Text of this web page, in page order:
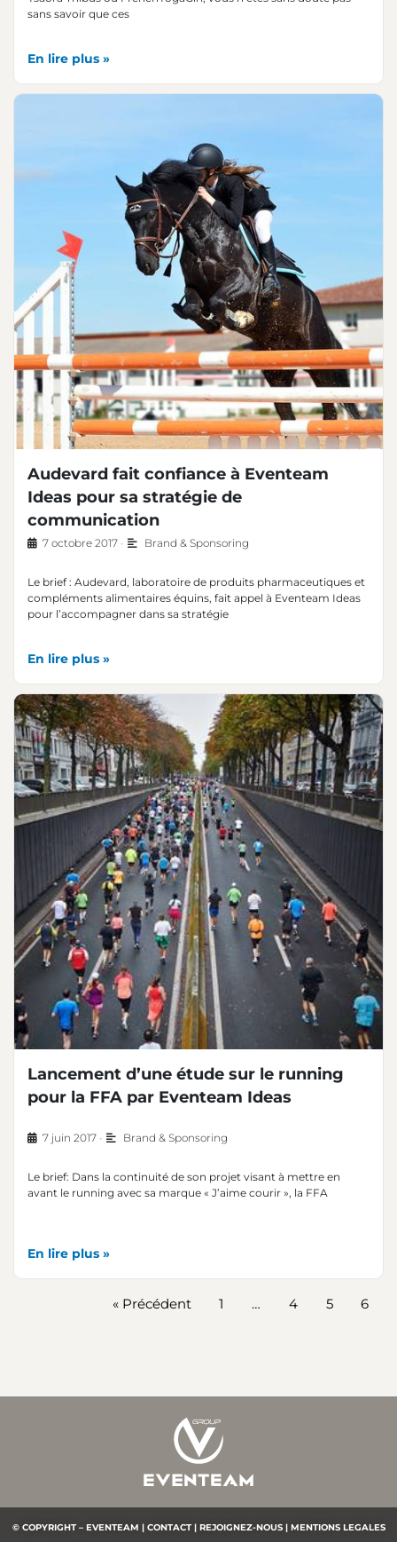
sans savoir que ces
En lire plus »
Audevard fait confiance à Eventeam
Ideas pour sa stratégie de
communication
7 octobre 2017 • Brand & Sponsoring
Le brief : Audevard, laboratoire de produits pharmaceutiques et
compléments alimentaires équins, fait appel à Eventeam Ideas
pour l’accompagner dans sa stratégie
En lire plus »
Lancement d’une étude sur le running
pour la FFA par Eventeam Ideas
7 juin 2017 • Brand & Sponsoring
Le brief: Dans la continuité de son projet visant à mettre en
avant le running avec sa marque « J’aime courir », la FFA
En lire plus »
« Précédent 1 … 4 5 6
© COPYRIGHT – EVENTEAM | CONTACT | REJOIGNEZ-NOUS | MENTIONS LEGALES